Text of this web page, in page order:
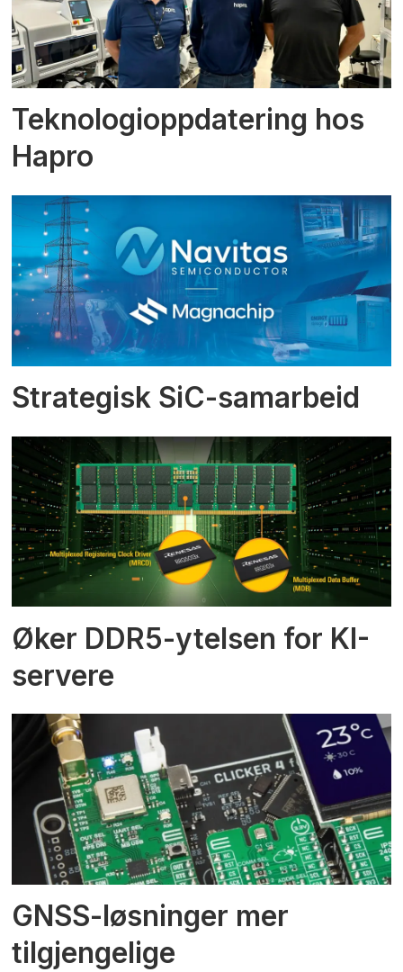
Teknologioppdatering hos
Hapro
Strategisk SiC-samarbeid
Øker DDR5-ytelsen for KI-
servere
GNSS-løsninger mer
tilgjengelige